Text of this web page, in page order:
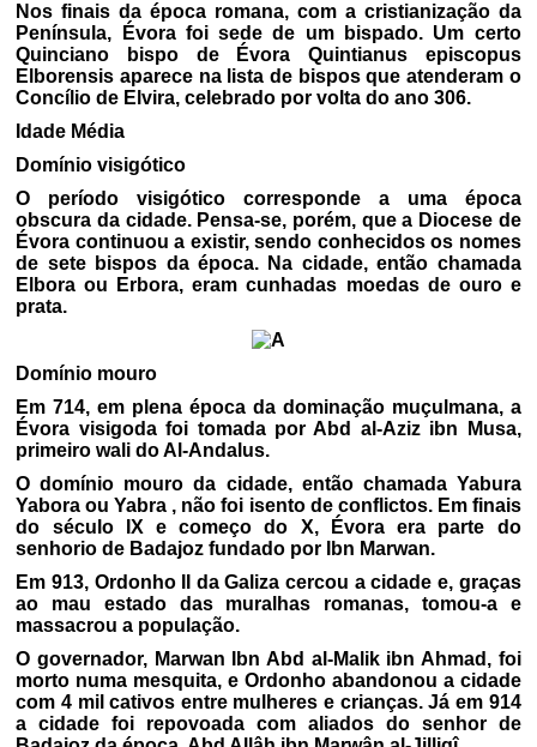
Nos finais da época romana, com a cristianização da
Península, Évora foi sede de um bispado. Um certo
Quinciano bispo de Évora Quintianus episcopus
Elborensis aparece na lista de bispos que atenderam o
Concílio de Elvira, celebrado por volta do ano 306.
Idade Média
Domínio visigótico
O período visigótico corresponde a uma época
obscura da cidade. Pensa-se, porém, que a Diocese de
Évora continuou a existir, sendo conhecidos os nomes
de sete bispos da época. Na cidade, então chamada
Elbora ou Erbora, eram cunhadas moedas de ouro e
prata.
Domínio mouro
Em 714, em plena época da dominação muçulmana, a
Évora visigoda foi tomada por Abd al-Aziz ibn Musa,
primeiro wali do Al-Andalus.
O domínio mouro da cidade, então chamada Yabura
Yabora ou Yabra , não foi isento de conflictos. Em finais
do século IX e começo do X, Évora era parte do
senhorio de Badajoz fundado por Ibn Marwan.
Em 913, Ordonho II da Galiza cercou a cidade e, graças
ao mau estado das muralhas romanas, tomou-a e
massacrou a população.
O governador, Marwan Ibn Abd al-Malik ibn Ahmad, foi
morto numa mesquita, e Ordonho abandonou a cidade
com 4 mil cativos entre mulheres e crianças. Já em 914
a cidade foi repovoada com aliados do senhor de